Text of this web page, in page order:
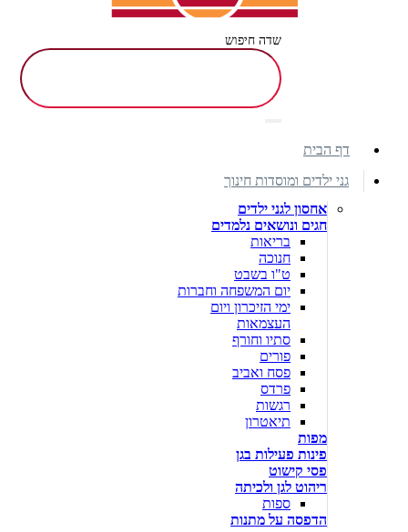
שדה חיפוש
דף הבית
גני ילדים ומוסדות חינוך
אחסון לגני ילדים
חגים ונושאים נלמדים
בריאות
חנוכה
ט"ו בשבט
יום המשפחה וחברות
ימי הזיכרון ויום
העצמאות
סתיו וחורף
פורים
פסח ואביב
פרדס
רגשות
תיאטרון
מפות
פינות פעילות בגן
פסי קישוט
ריהוט לגן ולכיתה
ספות
הדפסה על מתנות